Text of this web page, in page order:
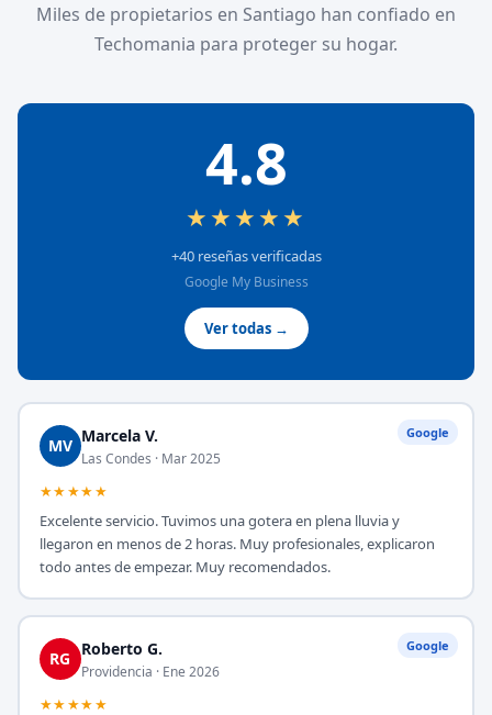
Miles de propietarios en Santiago han confiado en
Techomania para proteger su hogar.
4.8
★★★★★
+40 reseñas verificadas
Google My Business
Ver todas →
Google
MV Marcela V.
Las Condes · Mar 2025
★★★★★
Excelente servicio. Tuvimos una gotera en plena lluvia y
llegaron en menos de 2 horas. Muy profesionales, explicaron
todo antes de empezar. Muy recomendados.
Google
RG Roberto G.
Providencia · Ene 2026
★★★★★